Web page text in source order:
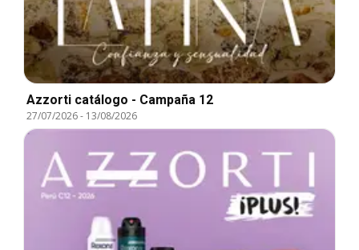
Azzorti catálogo - Campaña 12
27/07/2026- 13/08/2026